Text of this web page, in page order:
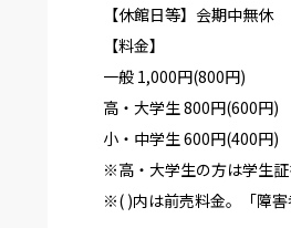
【休館日等】会期中無休
【料金】
一般 1,000円(800円)
高・大学生 800円(600円)
小・中学生 600円(400円)
※高・大学生の方は学生証
※( )内は前売料金。「障害